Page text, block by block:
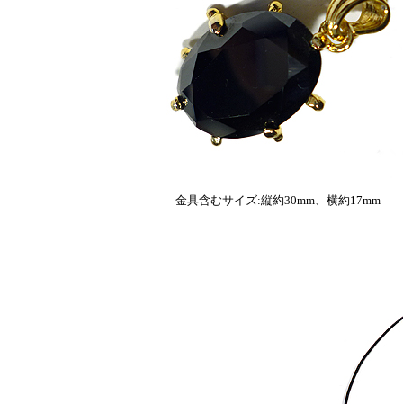
金具含むサイズ:縦約30mm、横約17mm